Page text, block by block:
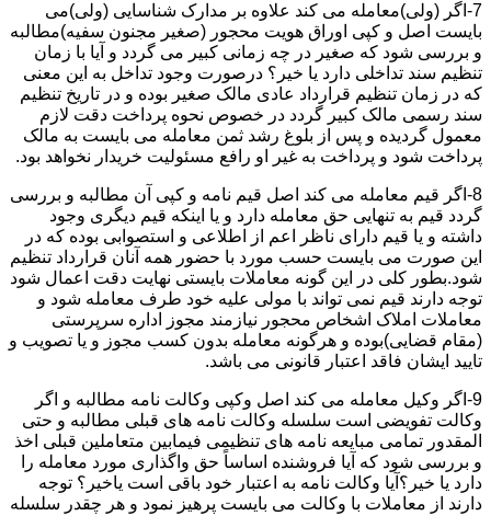
7-اگر (ولی)معامله می کند علاوه بر مدارک شناسایی (ولی)می
بایست اصل و کپی اوراق هویت محجور (صغیر مجنون سفیه)مطالبه
و بررسی شود که صغیر در چه زمانی کبیر می گردد و آیا با زمان
تنظیم سند تداخلی دارد یا خیر؟ درصورت وجود تداخل به این معنی
که در زمان تنظیم قرارداد عادی مالک صغیر بوده و در تاریخ تنظیم
سند رسمی مالک کبیر گردد در خصوص نحوه پرداخت دقت لازم
معمول گردیده و پس از بلوغ رشد ثمن معامله می بایست به مالک
پرداخت شود و پرداخت به غیر او رافع مسئولیت خریدار نخواهد بود.
8-اگر قیم معامله می کند اصل قیم نامه و کپی آن مطالبه و بررسی
گردد قیم به تنهایی حق معامله دارد و یا اینکه قیم دیگری وجود
داشته و یا قیم دارای ناظر اعم از اطلاعی و استصوابی بوده که در
این صورت می بایست حسب مورد با حضور همه آنان قرارداد تنظیم
شود.بطور کلی در این گونه معاملات بایستی نهایت دقت اعمال شود
توجه دارند قیم نمی تواند با مولی علیه خود طرف معامله شود و
معاملات املاک اشخاص محجور نیازمند مجوز اداره سرپرستی
(مقام قضایی)بوده و هرگونه معامله بدون کسب مجوز و یا تصویب و
تایید ایشان فاقد اعتبار قانونی می باشد.
9-اگر وکیل معامله می کند اصل وکپی وکالت نامه مطالبه و اگر
وکالت تفویضی است سلسله وکالت نامه های قبلی مطالبه و حتی
المقدور تمامی مبایعه نامه های تنظیمی فیمابین متعاملین قبلی اخذ
و بررسی شود که آیا فروشنده اساساً حق واگذاری مورد معامله را
دارد یا خیر؟آیا وکالت نامه به اعتبار خود باقی است یاخیر؟ توجه
دارند از معاملات با وکالت می بایست پرهیز نمود و هر چقدر سلسله